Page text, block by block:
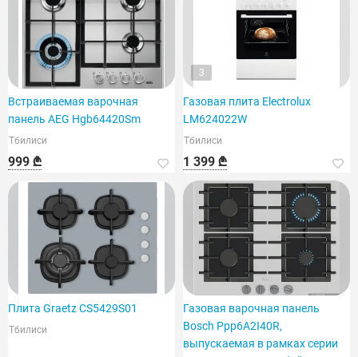
Встраиваемая варочная
панель AEG Hgb64420Sm
Тбилиси
999 ₾
3
Газовая плита Electrolux
LM624022W
Тбилиси
1 399 ₾
Плита Graetz CS5429S01
Тбилиси
Газовая варочная панель
Bosch Ppp6A2I40R,
выпускаемая в рамках серии